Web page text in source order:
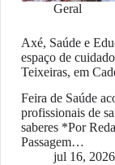
Geral
Axé, Saúde e
espaço de
Teixeiras, em
Feira de Saúde
profissionais de
saberes *Por
Passagem…
jul 16, 2026